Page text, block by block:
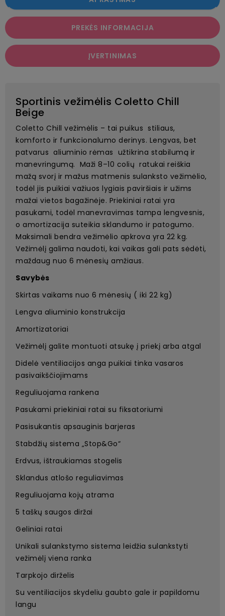
PREKĖS INFORMACIJA
ĮVERTINIMAS
Sportinis vežimėlis Coletto Chill
Beige
Coletto Chill vežimėlis – tai puikus stiliaus,
komforto ir funkcionalumo derinys. Lengvas, bet
patvarus aliuminio rėmas užtikrina stabilumą ir
manevringumą. Maži 8–10 colių ratukai reiškia
mažą svorį ir mažus matmenis sulanksto vežimėlio,
todėl jis puikiai važiuos lygiais paviršiais ir užims
mažai vietos bagažinėje. Priekiniai ratai yra
pasukami, todėl manevravimas tampa lengvesnis,
o amortizacija suteikia sklandumo ir patogumo.
Maksimali bendra vežimėlio apkrova yra 22 kg.
Vežimėlį galima naudoti, kai vaikas gali pats sėdėti,
maždaug nuo 6 mėnesių amžiaus.
Savybės
Skirtas vaikams nuo 6 mėnesių ( iki 22 kg)
Lengva aliuminio konstrukcija
Amortizatoriai
Vežimėlį galite montuoti atsukę į priekį arba atgal
Didelė ventiliacijos anga puikiai tinka vasaros
pasivaikščiojimams
Reguliuojama rankena
Pasukami priekiniai ratai su fiksatoriumi
Pasisukantis apsauginis barjeras
Stabdžių sistema „Stop&Go“
Erdvus, ištraukiamas stogelis
Sklandus atlošo reguliavimas
Reguliuojama kojų atrama
5 taškų saugos diržai
Geliniai ratai
Unikali sulankstymo sistema leidžia sulankstyti
vežimėlį viena ranka
Tarpkojo dirželis
Su ventiliacijos skydeliu gaubto gale ir papildomu
langu